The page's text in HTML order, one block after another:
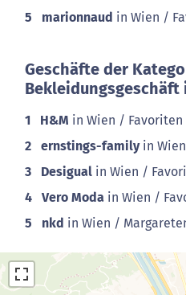
5 marionnaud in Wien /
Geschäfte der
Bekleidungsgeschäft
1 H&M in Wien / Favoriten
2 ernstings-familyin
3 Desigual in Wien /
4 Vero Moda in Wien /
5 nkd in Wien /